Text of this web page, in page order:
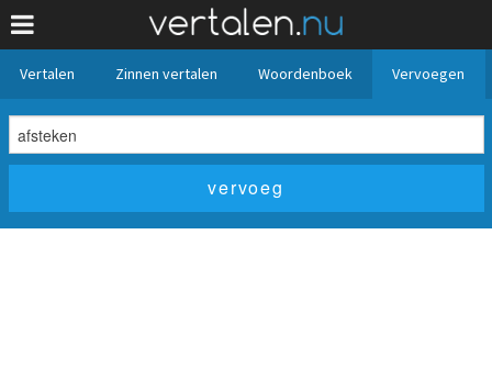
Vertalen Zinnen vertalen Woordenboek Vervoegen